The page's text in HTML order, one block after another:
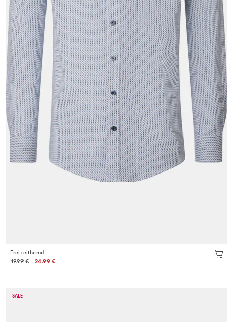
Freizeithemd
49.99 €
24.99 €
SALE